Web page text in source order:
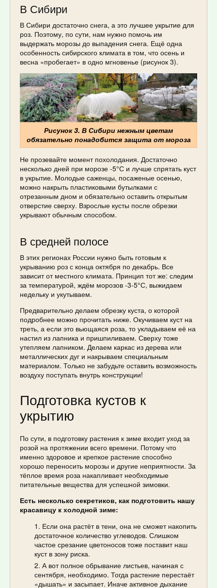
В Сибири
В Сибири достаточно снега, а это лучшее укрытие для
роз. Поэтому, по сути, нам нужно помочь им
выдержать морозы до выпадения снега. Ещё одна
особенность сибирского климата в том, что осень и
весна «пробегает» в одно мгновенье (рисунок 3).
Рисунок 3. В Сибири нежным цветам
обязательно понадобится защита от мороза
Не прозевайте момент похолодания. Достаточно
несколько дней при морозе -5°С и лучше спрятать куст
в укрытие. Молодые саженцы, посаженые осенью,
можно накрыть пластиковыми бутылками с
отрезанным дном и обязательно оставить открытым
отверстие сверху. Взрослые кусты после обрезки
укрывают обычным способом.
В средней полосе
В этих регионах России нужно быть готовым к
укрыванию роз с конца октября по декабрь. Все
зависит от местного климата. Принцип тот же: следим
за температурой, ждём морозов -3-5°С, выжидаем
недельку и укутываем.
Предварительно делаем обрезку куста, о которой
подробнее можно прочитать ниже. Окучиваем куст на
треть, а если это вьющаяся роза, то укладываем её на
настил из лапника и пришпиливаем. Сверху тоже
утепляем лапником. Делаем каркас из дерева или
металлических дуг и накрываем специальным
материалом. Только не забудьте оставить возможность
воздуху поступать внутрь конструкции!
Подготовка кустов к
укрытию
По сути, в подготовку растения к зиме входит уход за
розой на протяжении всего времени. Потому что
именно здоровое и крепкое растение способно
хорошо переносить морозы и другие неприятности. За
тёплое время роза накапливает необходимые
питательные вещества для успешной зимовки.
Есть несколько секретиков, как подготовить нашу
красавицу к холодной зиме:
Если она растёт в тени, она не сможет накопить
достаточное количество углеводов. Слишком
частое срезание цветоносов тоже поставит наш
куст в зону риска.
А вот полное обрывание листьев, начиная с
сентября, необходимо. Тогда растение перестаёт
«дышать» и засыпает. Иначе активное дыхание